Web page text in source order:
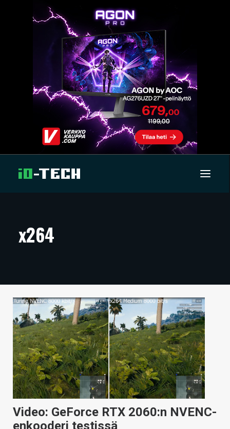
ARTIKKELIT
TECHBBS
TIETOA
HINTA.FI
KAUPPA
VAIHDA TEEMA
HAKU
x264
Video: GeForce RTX 2060:n NVENC-
enkooderi testissä